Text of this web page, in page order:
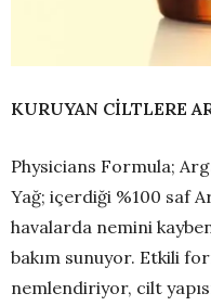
KURUYAN CİLTLERE
Physicians Formula;
Yağ; içerdiği %100 saf
havalarda nemini
bakım sunuyor. Etkili
nemlendiriyor, cilt